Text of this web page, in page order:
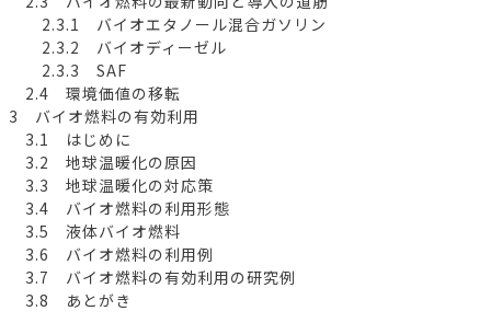
2.3.1 バイオエタノール混合ガソリン
2.3.2 バイオディーゼル
2.3.3 SAF
2.4 環境価値の移転
3 バイオ燃料の有効利用
3.1 はじめに
3.2 地球温暖化の原因
3.3 地球温暖化の対応策
3.4 バイオ燃料の利用形態
3.5 液体バイオ燃料
3.6 バイオ燃料の利用例
3.7 バイオ燃料の有効利用の研究例
3.8 あとがき